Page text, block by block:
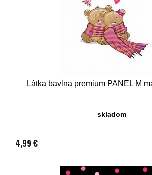
Látka bavlna premium PANEL M
skladom
4,99 €